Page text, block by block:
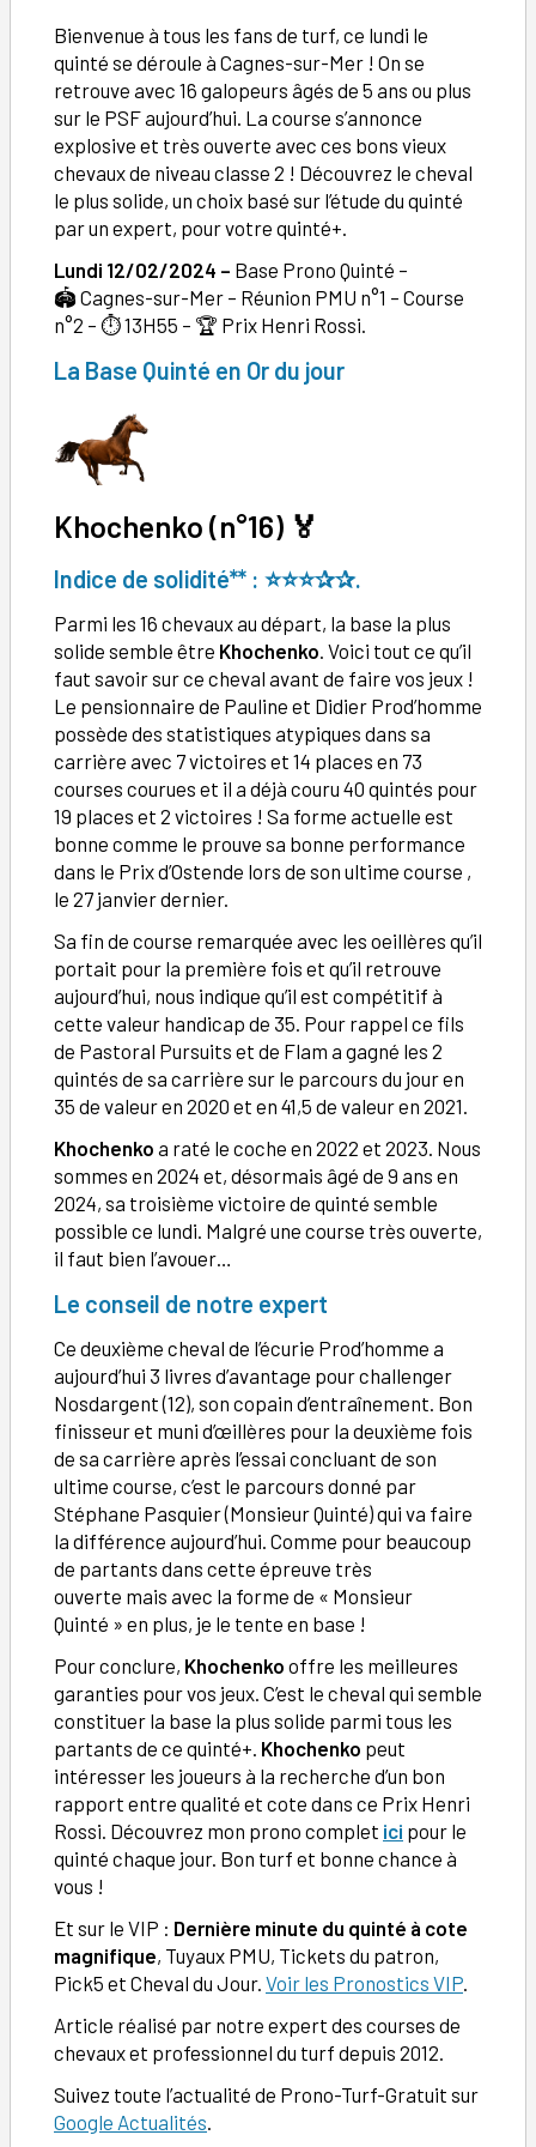
Bienvenue à tous les fans de turf, ce lundi le
quinté se déroule à Cagnes-sur-Mer ! On se
retrouve avec 16 galopeurs âgés de 5 ans ou plus
sur le PSF aujourd’hui. La course s’annonce
explosive et très ouverte avec ces bons vieux
chevaux de niveau classe 2 ! Découvrez le cheval
le plus solide, un choix basé sur l’étude du quinté
par un expert, pour votre quinté+.
Lundi 12/02/2024 – Base Prono Quinté –
🏟️ Cagnes-sur-Mer – Réunion PMU n°1 – Course
n°2 – ⏱️ 13H55 – 🏆 Prix Henri Rossi.
La Base Quinté en Or du jour
Khochenko (n°16) 🏅
Indice de solidité** : ⭐⭐⭐✰✰.
Parmi les 16 chevaux au départ, la base la plus
solide semble être Khochenko. Voici tout ce qu’il
faut savoir sur ce cheval avant de faire vos jeux !
Le pensionnaire de Pauline et Didier Prod’homme
possède des statistiques atypiques dans sa
carrière avec 7 victoires et 14 places en 73
courses courues et il a déjà couru 40 quintés pour
19 places et 2 victoires ! Sa forme actuelle est
bonne comme le prouve sa bonne performance
dans le Prix d’Ostende lors de son ultime course ,
le 27 janvier dernier.
Sa fin de course remarquée avec les oeillères qu’il
portait pour la première fois et qu’il retrouve
aujourd’hui, nous indique qu’il est compétitif à
cette valeur handicap de 35. Pour rappel ce fils
de Pastoral Pursuits et de Flam a gagné les 2
quintés de sa carrière sur le parcours du jour en
35 de valeur en 2020 et en 41,5 de valeur en 2021.
Khochenko a raté le coche en 2022 et 2023. Nous
sommes en 2024 et, désormais âgé de 9 ans en
2024, sa troisième victoire de quinté semble
possible ce lundi. Malgré une course très ouverte,
il faut bien l’avouer…
Le conseil de notre expert
Ce deuxième cheval de l’écurie Prod’homme a
aujourd’hui 3 livres d’avantage pour challenger
Nosdargent (12), son copain d’entraînement. Bon
finisseur et muni d’œillères pour la deuxième fois
de sa carrière après l’essai concluant de son
ultime course, c’est le parcours donné par
Stéphane Pasquier (Monsieur Quinté) qui va faire
la différence aujourd’hui. Comme pour beaucoup
de partants dans cette épreuve très
ouverte mais avec la forme de « Monsieur
Quinté » en plus, je le tente en base !
Pour conclure, Khochenko offre les meilleures
garanties pour vos jeux. C’est le cheval qui semble
constituer la base la plus solide parmi tous les
partants de ce quinté+. Khochenko peut
intéresser les joueurs à la recherche d’un bon
rapport entre qualité et cote dans ce Prix Henri
Rossi. Découvrez mon prono complet ici pour le
quinté chaque jour. Bon turf et bonne chance à
vous !
Et sur le VIP : Dernière minute du quinté à cote
magnifique, Tuyaux PMU, Tickets du patron,
Pick5 et Cheval du Jour. Voir les Pronostics VIP.
Article réalisé par notre expert des courses de
chevaux et professionnel du turf depuis 2012.
Suivez toute l’actualité de Prono-Turf-Gratuit sur
Google Actualités.